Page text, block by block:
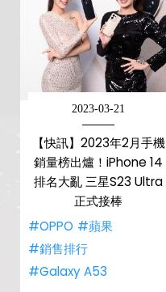
2023-03-21
【快訊】2023年2月手機
銷量榜出爐！iPhone 14
排名大亂 三星S23 Ultra
正式接棒
#OPPO #蘋果
#銷售排行
#Galaxy A53